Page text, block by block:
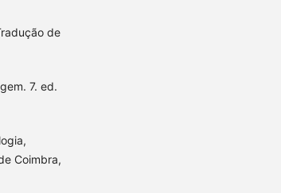
de
7. ed.
Coimbra,